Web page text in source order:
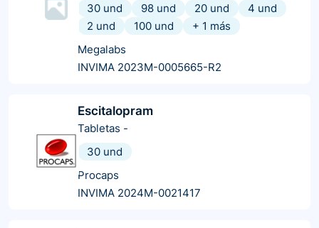
30 und
98 und 20 und
4 und
2 und
100 und + 1 más
Megalabs
INVIMA 2023M-0005665-R2
Escitalopram
Tabletas -
30 und
Procaps
INVIMA 2024M-0021417